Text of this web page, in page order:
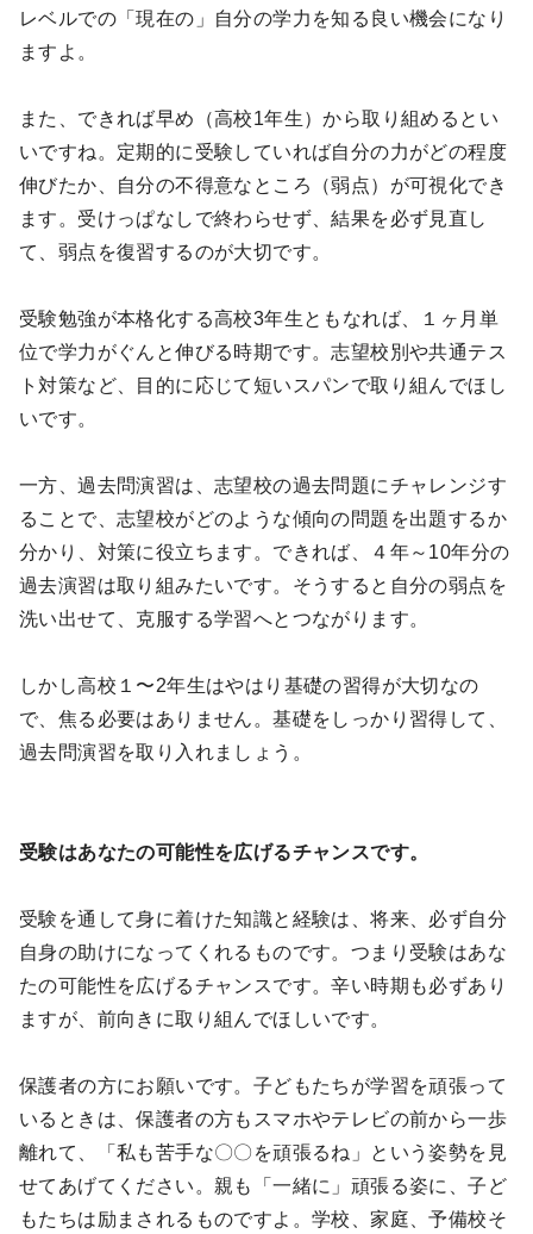
レベルでの「現在の」自分の学力を知る良い機会になり
ますよ。
また、できれば早め（高校1年生）から取り組めるとい
いですね。定期的に受験していれば自分の力がどの程度
伸びたか、自分の不得意なところ（弱点）が可視化でき
ます。受けっぱなしで終わらせず、結果を必ず見直し
て、弱点を復習するのが大切です。
受験勉強が本格化する高校3年生ともなれば、１ヶ月単
位で学力がぐんと伸びる時期です。志望校別や共通テス
ト対策など、目的に応じて短いスパンで取り組んでほし
いです。
一方、過去問演習は、志望校の過去問題にチャレンジす
ることで、志望校がどのような傾向の問題を出題するか
分かり、対策に役立ちます。できれば、４年～10年分の
過去演習は取り組みたいです。そうすると自分の弱点を
洗い出せて、克服する学習へとつながります。
しかし高校１〜2年生はやはり基礎の習得が大切なの
で、焦る必要はありません。基礎をしっかり習得して、
過去問演習を取り入れましょう。
受験はあなたの可能性を広げるチャンスです。
受験を通して身に着けた知識と経験は、将来、必ず自分
自身の助けになってくれるものです。つまり受験はあな
たの可能性を広げるチャンスです。辛い時期も必ずあり
ますが、前向きに取り組んでほしいです。
保護者の方にお願いです。子どもたちが学習を頑張って
いるときは、保護者の方もスマホやテレビの前から一歩
離れて、「私も苦手な〇〇を頑張るね」という姿勢を見
せてあげてください。親も「一緒に」頑張る姿に、子ど
もたちは励まされるものですよ。学校、家庭、予備校そ